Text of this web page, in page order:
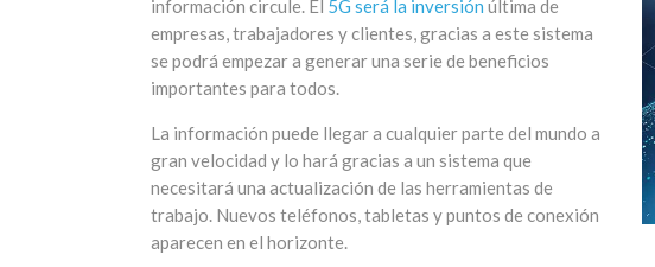
información circule. El 5G será la inversión última de
empresas, trabajadores y clientes, gracias a este sistema
se podrá empezar a generar una serie de beneficios
importantes para todos.
La información puede llegar a cualquier parte del mundo a
gran velocidad y lo hará gracias a un sistema que
necesitará una actualización de las herramientas de
trabajo. Nuevos teléfonos, tabletas y puntos de conexión
aparecen en el horizonte.